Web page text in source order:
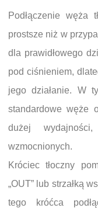
Podłączenie węża
prostsze niż w
dla prawidłowego
pod ciśnieniem,
jego działanie. W
standardowe węże
dużej
wzmocnionych.
Króciec tłoczny
„OUT” lub strzałką
tego króćca